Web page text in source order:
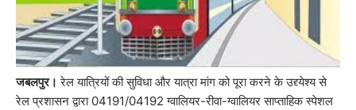
जबलपुर। रेल यात्रियों की सुविधा और यात्रा मांग को पूरा करने के उद्द्येश्य से
रेल प्रशासन द्वारा 04191/04192 ग्वालियर-रीवा-ग्वालियर साप्ताहिक स्पेशल